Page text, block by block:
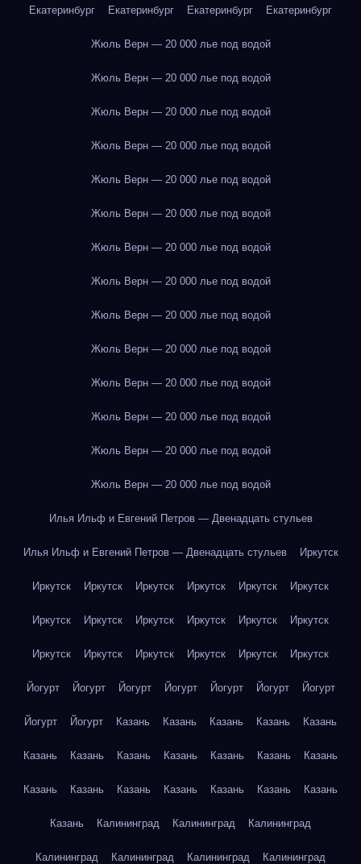
Екатеринбург Екатеринбург Екатеринбург Екатеринбург
Жюль Верн — 20 000 лье под водой
Жюль Верн — 20 000 лье под водой
Жюль Верн — 20 000 лье под водой
Жюль Верн — 20 000 лье под водой
Жюль Верн — 20 000 лье под водой
Жюль Верн — 20 000 лье под водой
Жюль Верн — 20 000 лье под водой
Жюль Верн — 20 000 лье под водой
Жюль Верн — 20 000 лье под водой
Жюль Верн — 20 000 лье под водой
Жюль Верн — 20 000 лье под водой
Жюль Верн — 20 000 лье под водой
Жюль Верн — 20 000 лье под водой
Жюль Верн — 20 000 лье под водой
Илья Ильф и Евгений Петров — Двенадцать стульев
Илья Ильф и Евгений Петров — Двенадцать стульев Иркутск
Иркутск Иркутск Иркутск Иркутск Иркутск Иркутск
Иркутск Иркутск Иркутск Иркутск Иркутск Иркутск
Иркутск Иркутск Иркутск Иркутск Иркутск Иркутск
Йогурт Йогурт Йогурт Йогурт Йогурт Йогурт Йогурт
Йогурт Йогурт Казань Казань Казань Казань Казань
Казань Казань Казань Казань Казань Казань Казань
Казань Казань Казань Казань Казань Казань Казань
Казань Калининград Калининград Калининград
Калининград Калининград Калининград Калининград